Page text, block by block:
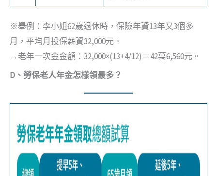
※舉例：李小姐62歲退休時，保險年資13年又3個多
月，平均月投保薪資32,000元。
→老年一次金金額：32,000×(13+4/12)＝42萬6,560元。
D、勞保老人年金怎樣領最多？